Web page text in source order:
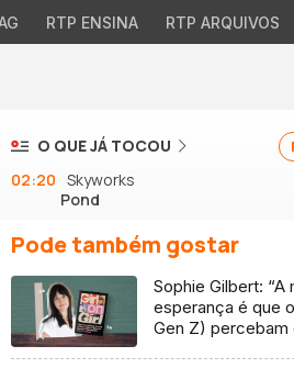
RTP ENSINA RTP ARQUIVOS
O QUE JÁ TOCOU
02:20 Skyworks
Pond
Pode também gostar
Sophie Gilbert: “A
esperança é que
Gen Z) percebam